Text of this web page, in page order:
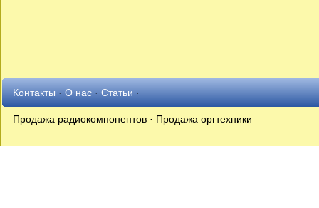
Контакты·О нас·Статьи·
Продажа радиокомпонентов · Продажа оргтехники